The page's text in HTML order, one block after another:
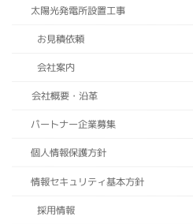
太陽光発電所設置工事
お見積依頼
会社案内
会社概要・沿革
パートナー企業募集
個人情報保護方針
情報セキュリティ基本方針
採用情報